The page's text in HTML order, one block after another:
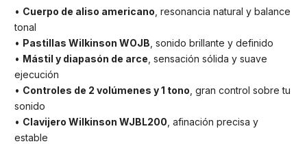
• Cuerpo de aliso americano , resonancia natural y balance
tonal
• Pastillas Wilkinson WOJB , sonido brillante y definido
• Mástil y diapasón de arce , sensación sólida y suave
ejecución
• Controles de 2 volúmenes y 1 tono , gran control sobre tu
sonido
• Clavijero Wilkinson WJBL200 , afinación precisa y
estable